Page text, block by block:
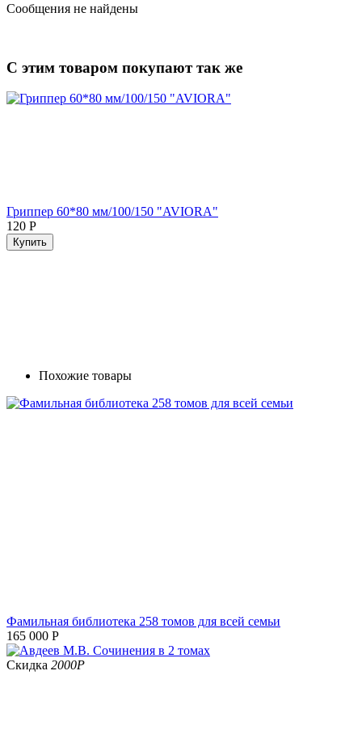
Сообщения не найдены
С этим товаром покупают так же
Гриппер 60*80 мм/100/150 "AVIORA"
120 Р
Купить
Похожие товары
Фамильная библиотека 258 томов для всей семьи
165 000 Р
Скидка 2000Р